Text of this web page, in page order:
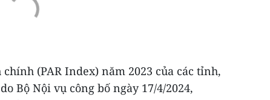
(PAR Index) năm 2023 của các tỉnh,
Bộ Nội vụ công bố ngày 17/4/2024,